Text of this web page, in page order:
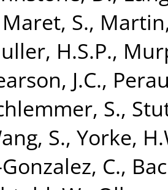
Maret, S.,
H.S.P.,
J.C.,
S.,
S., Yorke,
C.,